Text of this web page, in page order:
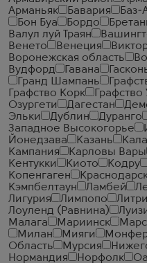
Арманьяк
Бавария Баз-
Бон Буа
Бордо
Валул луй Траян
Венето
Венеция
Воронежская область
Вудфорд
Гавана
Гранд Шампань
Графство Корк
Графство
Озургети
Дагестан
Эльки
Дублин Дуранго
Западное Высокогорье
Йонедзава
Казань
Кампания
Карловы Вары
Кентукки
Киото Кодру
Копенгаген
Кэмпбелтаун
Ламбей
Лигурия
Лимпопо
Лоуленд (Равнина)
Малага
Мариинск
Милан
Мияги
Область
Мурсия
Нормандия
Норфолк